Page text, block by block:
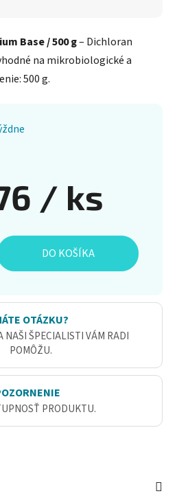
Base / 500 g– Dichloran
na mikrobiologické a
500 g.
/ ks
DO KOŠÍKA
OTÁZKU?
NAŠI ŠPECIALISTI VÁM RADI
POMÔŽU.
PRODUKTU.